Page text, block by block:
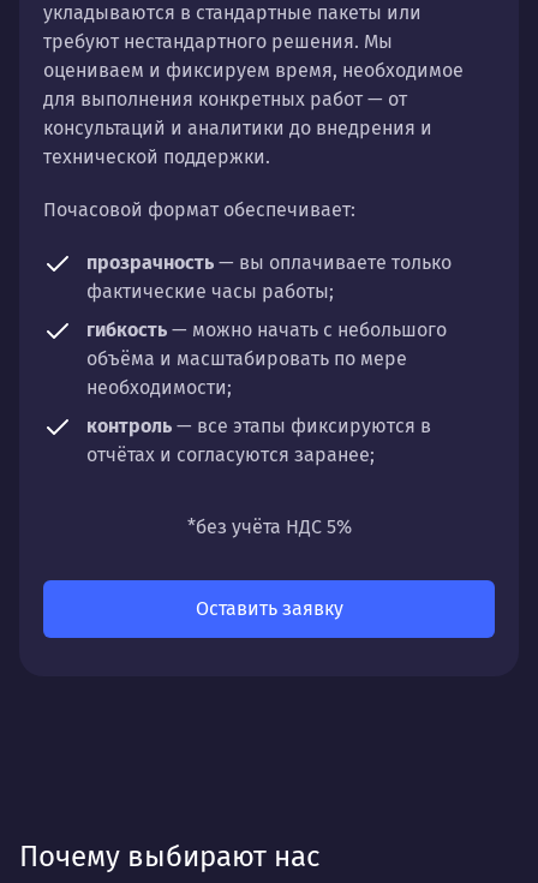
укладываются в стандартные пакеты или
требуют нестандартного решения. Мы
оцениваем и фиксируем время, необходимое
для выполнения конкретных работ — от
консультаций и аналитики до внедрения и
технической поддержки.
Почасовой формат обеспечивает:
прозрачность — вы оплачиваете только
фактические часы работы;
гибкость — можно начать с небольшого
объёма и масштабировать по мере
необходимости;
контроль — все этапы фиксируются в
отчётах и согласуются заранее;
направлений: стратегии, настройки,
*без учёта НДС 5%
Оставить заявку
Почему выбирают нас